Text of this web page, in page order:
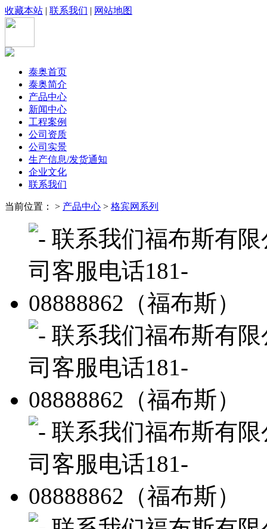
收藏本站 | 联系我们 | 网站地图
泰奥首页
泰奥简介
产品中心
新闻中心
工程案例
公司资质
公司实景
生产信息/发货通知
企业文化
联系我们
当前位置： > 产品中心 > 格宾网系列